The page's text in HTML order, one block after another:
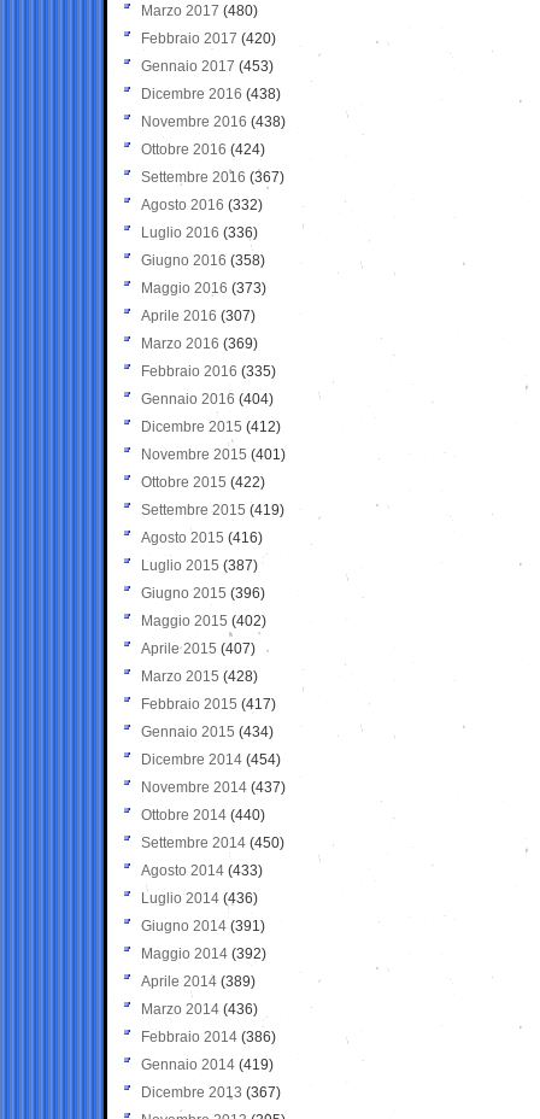
Marzo 2017 (480)
Febbraio 2017 (420)
Gennaio 2017 (453)
Dicembre 2016 (438)
Novembre 2016 (438)
Ottobre 2016 (424)
Settembre 2016 (367)
Agosto 2016 (332)
Luglio 2016 (336)
Giugno 2016 (358)
Maggio 2016 (373)
Aprile 2016 (307)
Marzo 2016 (369)
Febbraio 2016 (335)
Gennaio 2016 (404)
Dicembre 2015 (412)
Novembre 2015 (401)
Ottobre 2015 (422)
Settembre 2015 (419)
Agosto 2015 (416)
Luglio 2015 (387)
Giugno 2015 (396)
Maggio 2015 (402)
Aprile 2015 (407)
Marzo 2015 (428)
Febbraio 2015 (417)
Gennaio 2015 (434)
Dicembre 2014 (454)
Novembre 2014 (437)
Ottobre 2014 (440)
Settembre 2014 (450)
Agosto 2014 (433)
Luglio 2014 (436)
Giugno 2014 (391)
Maggio 2014 (392)
Aprile 2014 (389)
Marzo 2014 (436)
Febbraio 2014 (386)
Gennaio 2014 (419)
Dicembre 2013 (367)